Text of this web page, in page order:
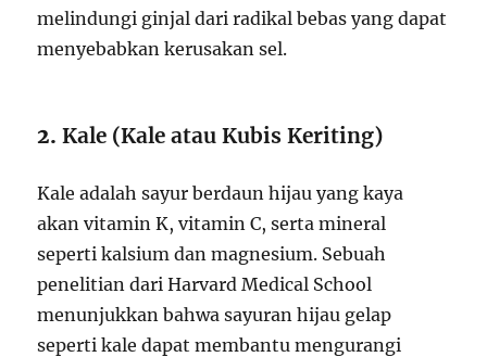
melindungi ginjal dari radikal bebas yang dapat
menyebabkan kerusakan sel.
2.Kale (Kale atau Kubis Keriting)
Kale adalah sayur berdaun hijau yang kaya
akan vitamin K, vitamin C, serta mineral
seperti kalsium dan magnesium. Sebuah
penelitian dari Harvard Medical School
menunjukkan bahwa sayuran hijau gelap
seperti kale dapat membantu mengurangi